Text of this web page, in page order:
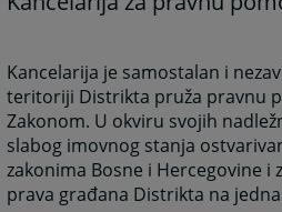
Kancelarija je samostalan i
teritoriji Distrikta pruža pravnu
Zakonom. U okviru svojih
slabog imovnog stanja
zakonima Bosne i Hercegovine
prava građana Distrikta na